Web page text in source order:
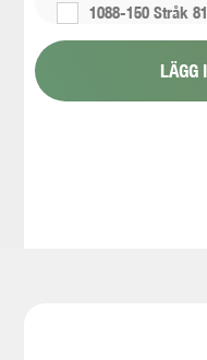
1088-150 Stråk 81
1088-151 Stråk 6
1165-12-13 -
LÄGG